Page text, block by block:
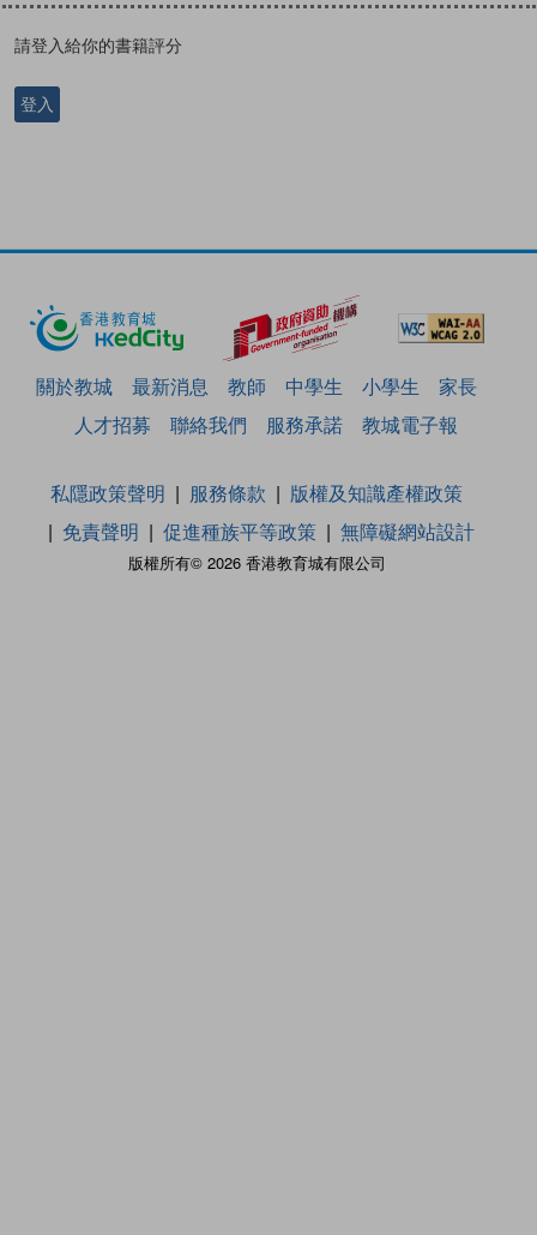
請登入給你的書籍評分
登入
關於教城 最新消息 教師 中學生 小學生
家長
人才招募
聯絡我們 服務承諾 教城電子報
版權所有© 2026 香港教育城有限公司
私隱政策聲明 服務條款
版權及知識產權政策
免責聲明
促進種族平等政策 無障礙網站設計